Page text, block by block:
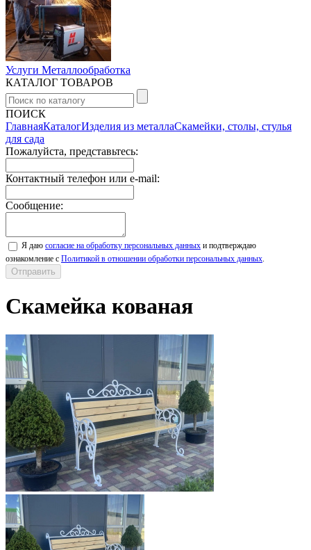
Услуги Металлообработка
КАТАЛОГ ТОВАРОВ
ПОИСК
ГлавнаяКаталогИзделия из металлаСкамейки, столы, стулья
для сада
Пожалуйста, представьтесь:
Контактный телефон или e-mail:
Сообщение:
Я даю согласие на обработку персональных данных и подтверждаю
ознакомление с Политикой в отношении обработки персональных данных.
Скамейка кованая